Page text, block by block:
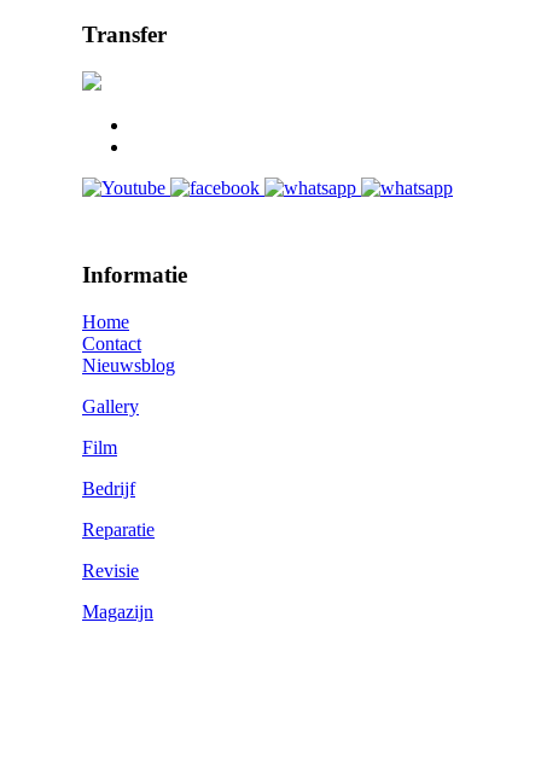
Transfer
Informatie
Home
Contact
Nieuwsblog
Gallery
Film
Bedrijf
Reparatie
Revisie
Magazijn